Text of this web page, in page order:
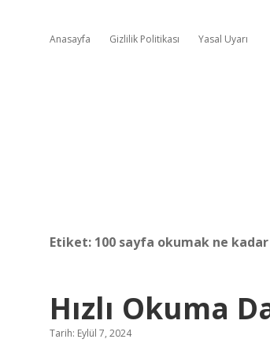
Anasayfa Gizlilik Politikası Yasal Uyarı
Etiket: 100 sayfa okumak ne
Hızlı Okuma
Tarih: Eylül 7, 2024